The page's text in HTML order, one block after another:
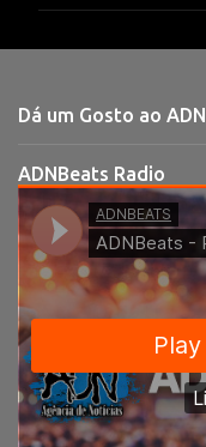
t
r
i
s
Dá um Gosto ao ADN
ADNBeats Radio